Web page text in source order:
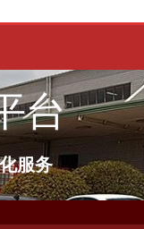
台
服务